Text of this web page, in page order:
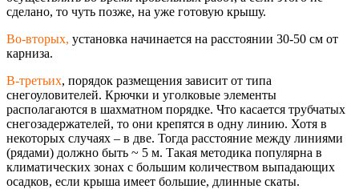
сделано, то чуть позже, на уже готовую крышу.
Во-вторых, установка начинается на расстоянии 30-50 см от
карниза.
В-третьих, порядок размещения зависит от типа
снегоуловителей. Крючки и уголковые элементы
располагаются в шахматном порядке. Что касается трубчатых
снегозадержателей, то они крепятся в одну линию. Хотя в
некоторых случаях – в две. Тогда расстояние между линиями
(рядами) должно быть ~ 5 м. Такая методика популярна в
климатических зонах с большим количеством выпадающих
осадков, если крыша имеет большие, длинные скаты.